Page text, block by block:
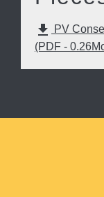
file_download
PV
(PDF -